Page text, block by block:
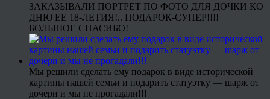
ЗАКАЗЫВАЛИ ПОРТРЕТ ПО ФОТО ДЛЯ ДОЧКИ КО
ДНЮ ЕЕ 18-ЛЕТИЯ!.. ПОДАРОК-СУПЕР!!!!
БОЛЬШОЕ СПАСИБО!
Мы решили сделать ему подарок в виде исторической
картины нашей семьи и подарить статуэтку — шарж от
дочери и мы не прогадали!!!